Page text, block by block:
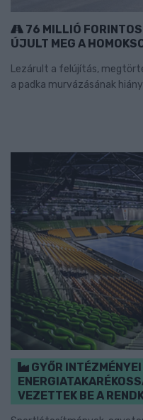
76 MILLIÓ
ÚJULT MEG A
Lezárult a felújítás,
a padka murvázásának
GYŐR
VEZETTEK BE A